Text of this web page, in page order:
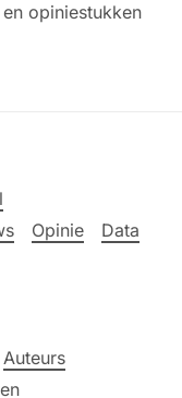
opiniestukken
Opinie
Data
Auteurs